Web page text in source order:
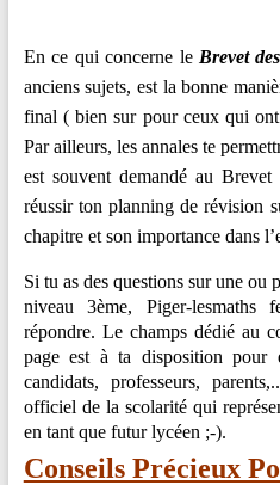
en
Ligne
–
Rappels
–
Méthodes
–
Résultats
En ce qui concerne le Brevet
anciens sujets, est la bonne
final ( bien sur pour ceux qui
Par ailleurs, les annales te
est souvent demandé au
réussir ton planning de révision
chapitre et son importance dans
Si tu as des questions sur une ou
niveau 3ème, Piger-lesmaths
répondre. Le champs dédié au
page est à ta disposition pour
candidats, professeurs,
officiel de la scolarité qui
en tant que futur lycéen ;-).
Conseils Précieux